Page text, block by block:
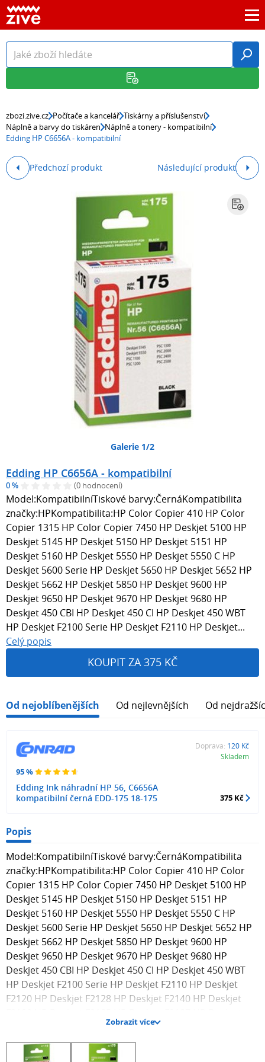
zbozi.zive.cz Počítače a kancelář Tiskárny a příslušenství
Náplně a barvy do tiskáren Náplně a tonery - kompatibilní
Edding HP C6656A - kompatibilní
Předchozí produkt Následující produkt
Galerie 1/2
Edding HP C6656A - kompatibilní
0 % (0 hodnocení)
Model:KompatibilníTiskové barvy:ČernáKompatibilita
značky:HPKompatibilita:HP Color Copier 410 HP Color
Copier 1315 HP Color Copier 7450 HP Deskjet 5100 HP
Deskjet 5145 HP Deskjet 5150 HP Deskjet 5151 HP
Deskjet 5160 HP Deskjet 5550 HP Deskjet 5550 C HP
Deskjet 5600 Serie HP Deskjet 5650 HP Deskjet 5652 HP
Deskjet 5662 HP Deskjet 5850 HP Deskjet 9600 HP
Deskjet 9650 HP Deskjet 9670 HP Deskjet 9680 HP
Deskjet 450 CBI HP Deskjet 450 CI HP Deskjet 450 WBT
HP Deskjet F2100 Serie HP Deskjet F2110 HP Deskjet...
Celý popis
KOUPIT ZA 375 KČ
Od nejoblíbenějších Od nejlevnějších Od
95 %
Edding Ink náhradní HP 56, C6656A
kompatibilní černá EDD-175 18-175
Doprava: 120 Kč
Skladem
375 Kč
Popis
Model:KompatibilníTiskové barvy:ČernáKompatibilita
značky:HPKompatibilita:HP Color Copier 410 HP Color
Copier 1315 HP Color Copier 7450 HP Deskjet 5100 HP
Deskjet 5145 HP Deskjet 5150 HP Deskjet 5151 HP
Deskjet 5160 HP Deskjet 5550 HP Deskjet 5550 C HP
Deskjet 5600 Serie HP Deskjet 5650 HP Deskjet 5652 HP
Deskjet 5662 HP Deskjet 5850 HP Deskjet 9600 HP
Deskjet 9650 HP Deskjet 9670 HP Deskjet 9680 HP
Deskjet 450 CBI HP Deskjet 450 CI HP Deskjet 450 WBT
HP Deskjet F2100 Serie HP Deskjet F2110 HP Deskjet
F2120 HP Deskjet F2128 HP Deskjet F2140 HP Deskjet
F2188 HP Deskjet F4100 Serie HP Deskjet F4140 HP
Deskjet F4172 HP Deskjet F4175 HP Deskjet F4180 HP
Deskjet F4185 HP Deskjet F4188 HP Deskjet F4190 HP
Zobrazit více